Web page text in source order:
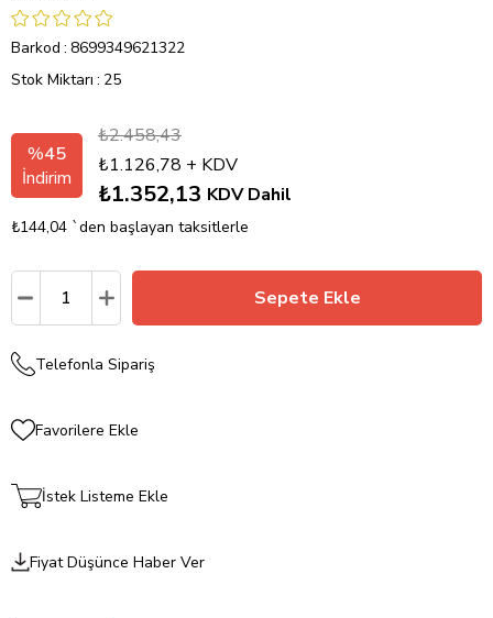
Barkod : 8699349621322
Stok Miktarı : 25
%45
İndirim
₺2.458,43
₺1.126,78 + KDV
KDV Dahil
₺1.352,13
₺144,04 `den başlayan taksitlerle
Telefonla Sipariş
Favorilere Ekle
İstek Listeme Ekle
Fiyat Düşünce Haber Ver